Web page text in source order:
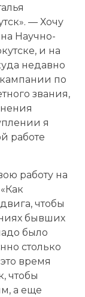
— Хочу
Научно-
и на
недавно
кампании по
звания,
я
работе
работу на
чтобы
бывших
было
столько
время
чтобы
а еще